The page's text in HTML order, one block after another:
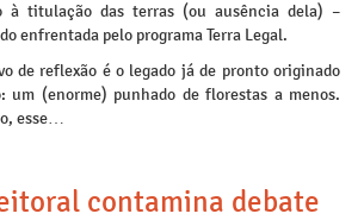
à titulação das terras (ou ausência dela) –
enfrentada pelo programa Terra Legal.
de reflexão é o legado já de pronto originado
um (enorme) punhado de florestas a menos.
esse…
contamina debate